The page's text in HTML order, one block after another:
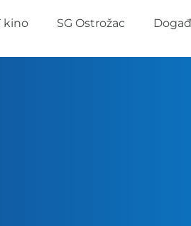
kino SG Ostrožac